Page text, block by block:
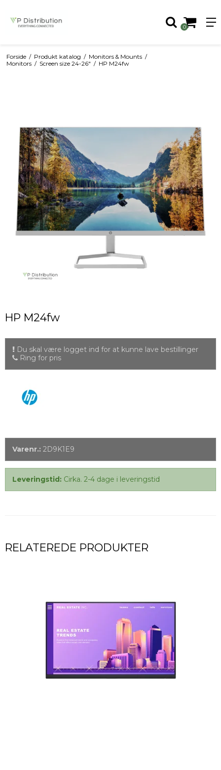
0
Forside / Produkt katalog / Monitors & Mounts /
Monitors / Screen size 24-26" / HP M24fw
HP M24fw
Du skal være logget ind for at kunne lave bestillinger
Ring for pris
Varenr.: 2D9K1E9
Leveringstid: Cirka. 2-4 dage i leveringstid
RELATEREDE PRODUKTER